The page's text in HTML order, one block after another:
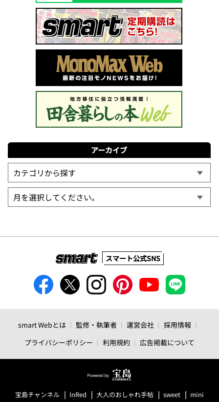
アーカイブ
スマート公式SNS
smart Webとは 監修・執筆者 運営会社
採用情報
プライバシーポリシー
利用規約 広告掲載について
宝島チャンネル InRed 大人のおしゃれ手帖 sweet mini